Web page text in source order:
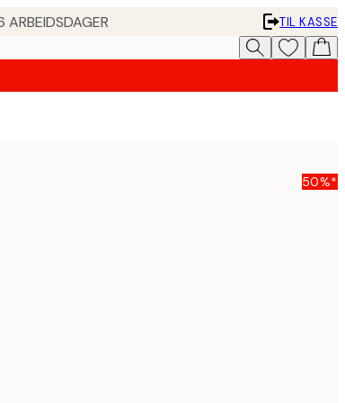
ARBEIDSDAGER
TIL KASSE
50%*